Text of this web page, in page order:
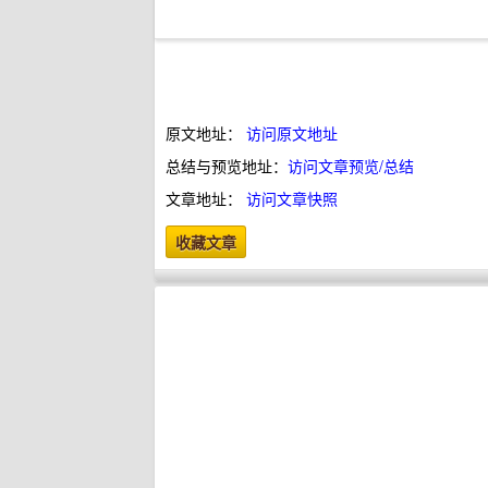
原文地址： 访问原文地址
总结与预览地址： 访问文章预览/总结
文章地址： 访问文章快照